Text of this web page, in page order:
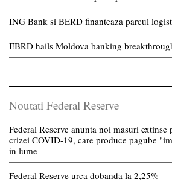
ING Bank si BERD finanteaza parcul
EBRD hails Moldova banking
Noutati Federal Reserve
Federal Reserve anunta noi masuri extinse
crizei COVID-19, care produce pagube
in lume
Federal Reserve urca dobanda la 2,25%